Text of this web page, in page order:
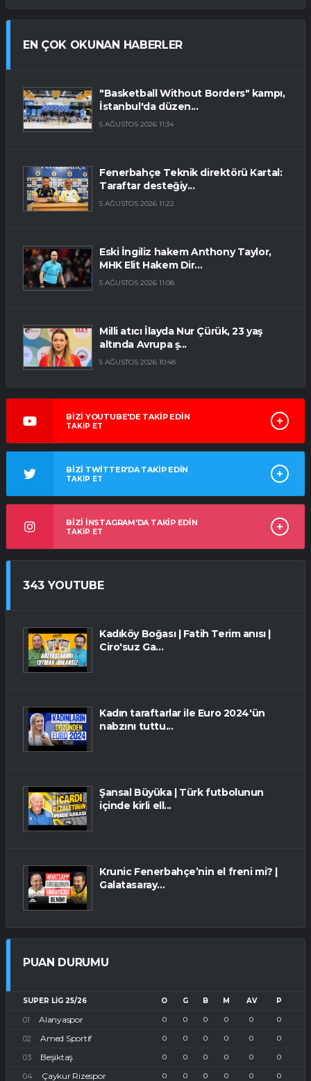
EN ÇOK OKUNAN HABERLER
"Basketball Without Borders" kampı,
İstanbul'da düzen...
5 AĞUSTOS 2026 11:34
Fenerbahçe Teknik direktörü Kartal:
Taraftar desteğiy...
5 AĞUSTOS 2026 11:22
Eski İngiliz hakem Anthony Taylor,
MHK Elit Hakem Dir...
5 AĞUSTOS 2026 11:08
Milli atıcı İlayda Nur Çürük, 23 yaş
altında Avrupa ş...
5 AĞUSTOS 2026 10:48
BİZİ YOUTUBE'DE TAKİP EDİN
TAKİP ET
BİZİ TWİTTER'DA TAKİP EDİN
TAKİP ET
BİZİ İNSTAGRAM'DA TAKİP EDİN
TAKİP ET
343 YOUTUBE
Kadıköy Boğası | Fatih Terim anısı |
Ciro'suz Ga...
Kadın taraftarlar ile Euro 2024'ün
nabzını tuttu...
Şansal Büyüka | Türk futbolunun
içinde kirli ell...
Krunic Fenerbahçe’nin el freni mi? |
Galatasaray...
PUAN DURUMU
SUPER LIG 25/26 O G B M AV P
Alanyaspor 0 0 0 0 0 0
Amed Sportif 0 0 0 0 0 0
Beşiktaş 0 0 0 0 0 0
Çaykur Rizespor 0 0 0 0 0 0